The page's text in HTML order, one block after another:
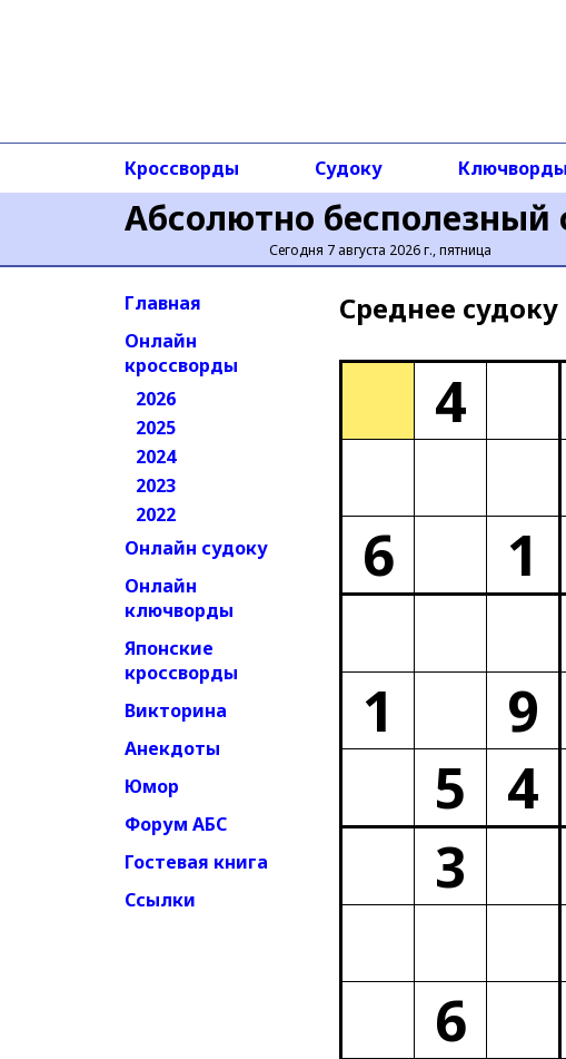
Абсолютно бесполезный
Сегодня 7 августа 2026 г., пятница
Кроссворды Судоку Ключворды
Главная
Онлайн
кроссворды
2026
2025
2024
2023
2022
Онлайн судоку
Онлайн
ключворды
Японские
кроссворды
Викторина
Анекдоты
Юмор
Форум АБС
Гостевая книга
Ссылки
Среднее cудоку
4
6
1
1
9
5 4
3
6